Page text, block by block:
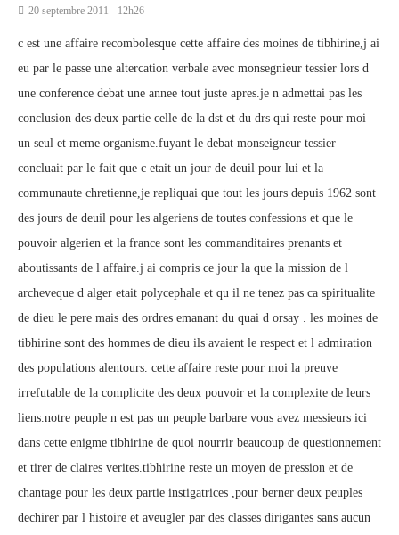
20 septembre 2011 - 12h26
c est une affaire recombolesque cette affaire des moines de tibhirine,j ai
eu par le passe une altercation verbale avec monsegnieur tessier lors d
une conference debat une annee tout juste apres.je n admettai pas les
conclusion des deux partie celle de la dst et du drs qui reste pour moi
un seul et meme organisme.fuyant le debat monseigneur tessier
concluait par le fait que c etait un jour de deuil pour lui et la
communaute chretienne,je repliquai que tout les jours depuis 1962 sont
des jours de deuil pour les algeriens de toutes confessions et que le
pouvoir algerien et la france sont les commanditaires prenants et
aboutissants de l affaire.j ai compris ce jour la que la mission de l
archeveque d alger etait polycephale et qu il ne tenez pas ca spiritualite
de dieu le pere mais des ordres emanant du quai d orsay . les moines de
tibhirine sont des hommes de dieu ils avaient le respect et l admiration
des populations alentours. cette affaire reste pour moi la preuve
irrefutable de la complicite des deux pouvoir et la complexite de leurs
liens.notre peuple n est pas un peuple barbare vous avez messieurs ici
dans cette enigme tibhirine de quoi nourrir beaucoup de questionnement
et tirer de claires verites.tibhirine reste un moyen de pression et de
chantage pour les deux partie instigatrices ,pour berner deux peuples
dechirer par l histoire et aveugler par des classes dirigantes sans aucun